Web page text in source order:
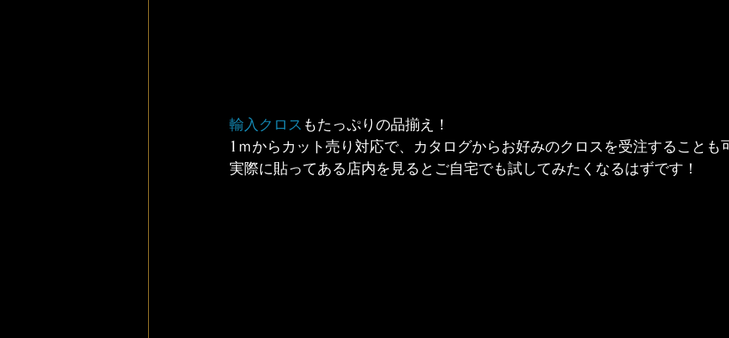
輸入クロス もたっぷりの品揃え！
1ｍからカット売り対応で、カタログからお好みのクロスを受注することも
実際に貼ってある店内を見るとご自宅でも試してみたくなるはずです！